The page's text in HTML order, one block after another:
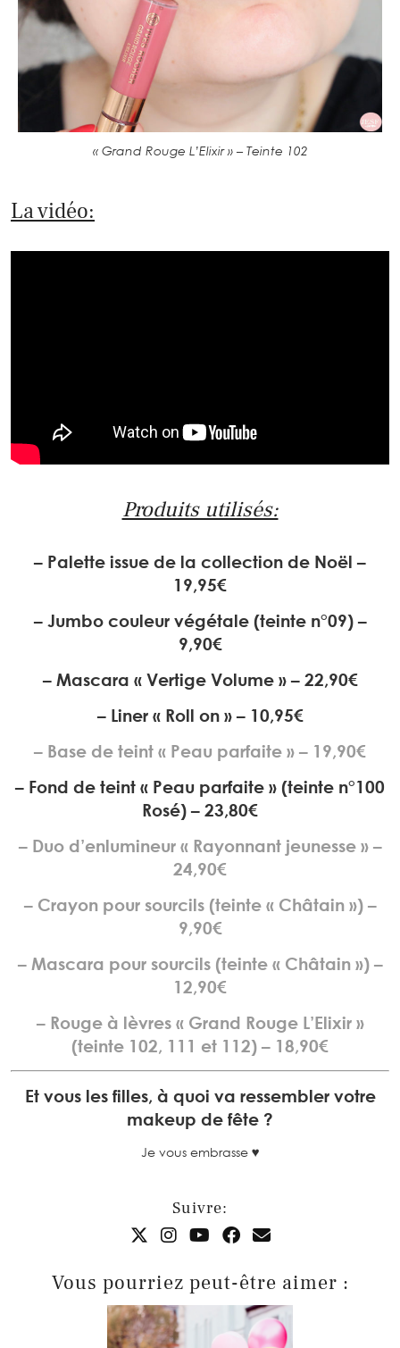
« Grand Rouge L’Elixir » – Teinte 102
La vidéo:
Produits utilisés:
– Palette issue de la collection de Noël –
19,95€
– Jumbo couleur végétale (teinte n°09) –
9,90€
– Mascara « Vertige Volume » – 22,90€
– Liner « Roll on » – 10,95€
– Base de teint « Peau parfaite » – 19,90€
– Fond de teint « Peau parfaite » (teinte n°100
Rosé) – 23,80€
– Duo d’enlumineur « Rayonnant jeunesse » –
24,90€
– Crayon pour sourcils (teinte « Châtain ») –
9,90€
– Mascara pour sourcils (teinte « Châtain ») –
12,90€
– Rouge à lèvres « Grand Rouge L’Elixir »
(teinte 102, 111 et 112) – 18,90€
Et vous les filles, à quoi va ressembler votre
makeup de fête ?
Je vous embrasse ♥
Suivre:
Vous pourriez peut-être aimer :